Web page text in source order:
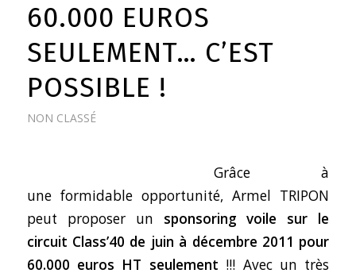
60.000 EUROS
SEULEMENT… C’EST
POSSIBLE !
NON CLASSÉ
Grâce à
une formidable opportunité, Armel TRIPON
peut proposer un sponsoring voile sur le
circuit Class’40 de juin à décembre 2011 pour
60.000 euros HT seulement !!! Avec un très